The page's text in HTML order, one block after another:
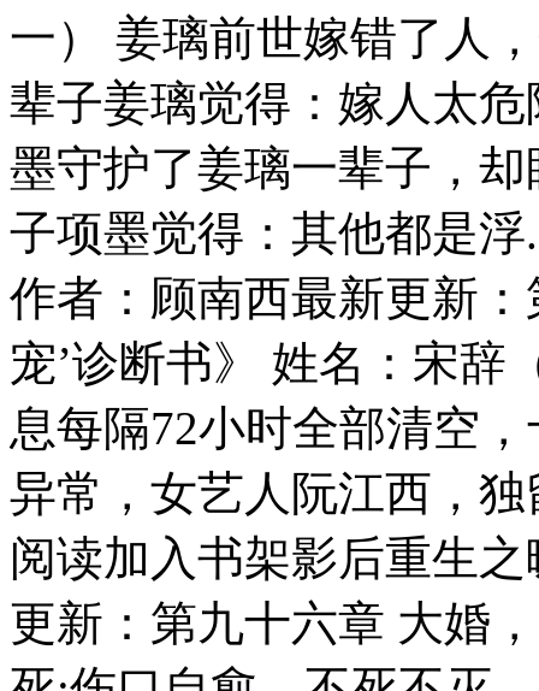
一） 姜璃前世嫁错了人
辈子姜璃觉得：嫁人太
墨守护了姜璃一辈子，
子项墨觉得：其他都是
作者：顾南西最新更新
宠’诊断书》 姓名：宋辞
息每隔72小时全部清空
异常，女艺人阮江西，
阅读加入书架影后重生
更新：第九十六章 大婚